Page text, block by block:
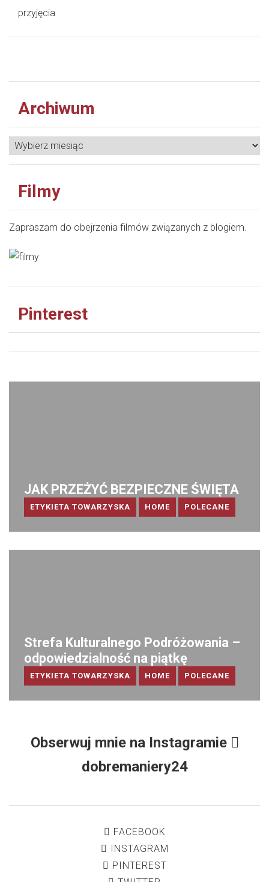
przyjęcia
Archiwum
Filmy
Zapraszam do obejrzenia filmów związanych z blogiem.
Pinterest
JAK PRZEŻYĆ BEZPIECZNE ŚWIĘTA
ETYKIETA TOWARZYSKA HOME POLECANE
Strefa Kulturalnego Podróżowania –
odpowiedzialność na piątkę
ETYKIETA TOWARZYSKA HOME POLECANE
Obserwuj mnie na Instagramie
dobremaniery24
FACEBOOK
INSTAGRAM
PINTEREST